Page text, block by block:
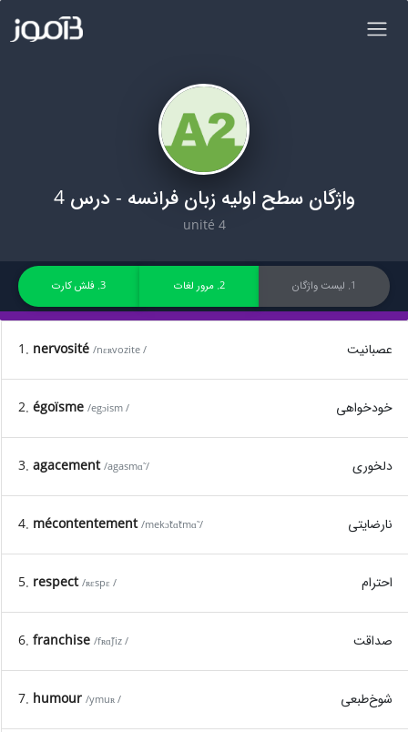
واژگان سطح اولیه زبان فرانسه - درس 4
unité 4
3. فلش کارت 2. مرور لغات 1. لیست واژگان
1. nervosité /nɛʀvozite / عصبانیت
2. égoïsme /egɔism / خودخواهی
3. agacement /agasmɑ̃ / دلخوری
4. mécontentement /mekɔ̃tɑ̃tmɑ̃ / نارضایتی
5. respect /ʀɛspɛ / احترام
6. franchise /fʀɑ̃ʃiz / صداقت
7. humour /ymuʀ / شوخ‌طبعی